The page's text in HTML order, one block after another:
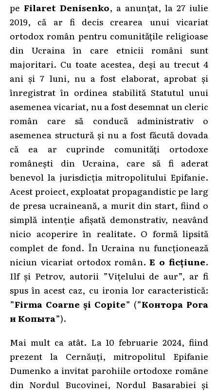
pe Filaret Denisenko, a anunțat, la 27 iulie
2019, că ar fi decis crearea unui vicariat
ortodox român pentru comunitățile religioase
din Ucraina în care etnicii români sunt
majoritari. Cu toate acestea, deși au trecut 4
ani și 7 luni, nu a fost elaborat, aprobat și
înregistrat în ordinea stabilită Statutul unui
asemenea vicariat, nu a fost desemnat un cleric
român care să conducă administrativ o
asemenea structură și nu a fost făcută dovada
că ea ar cuprinde comunități ortodoxe
românești din Ucraina, care să fi aderat
benevol la jurisdicția mitropolitului Epifanie.
Acest proiect, exploatat propagandistic pe larg
de presa ucraineană, a murit din start, fiind o
simplă intenție afișată demonstrativ, neavând
nicio acoperire în realitate. O formă lipsită
complet de fond. În Ucraina nu funcționează
niciun vicariat ortodox român.E o ficțiune.
Ilf și Petrov, autorii ”Vițelului de aur”, ar fi
spus în acest caz, cu ironia lor caracteristică:
”Firma Coarne și Copite” (”Контора Рога
и Копыта”).
Mai mult ca atât. La 10 februarie 2024, fiind
prezent la Cernăuți, mitropolitul Epifanie
Dumenko a invitat parohiile ortodoxe române
din Nordul Bucovinei, Nordul Basarabiei și